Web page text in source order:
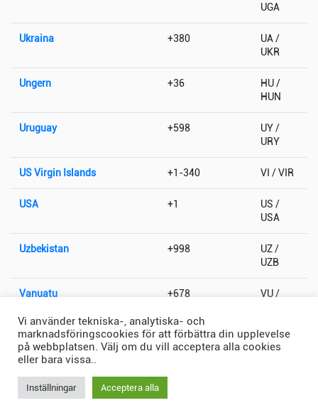
UGA
Ukraina +380
UA /
UKR
Ungern +36
HU /
HUN
Uruguay +598
UY /
URY
US Virgin Islands +1-340 VI / VIR
USA +1
US /
USA
Uzbekistan +998
UZ /
UZB
Vanuatu +678
VU /
Vatikanstaten +379 VA / VAT
Vi använder tekniska-, analytiska- och
marknadsföringscookies för att förbättra din upplevelse
på webbplatsen. Välj om du vill acceptera alla cookies
eller bara vissa..
Inställningar Acceptera alla